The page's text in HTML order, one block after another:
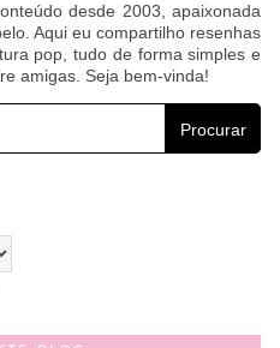
desde 2003, apaixonada
Aqui eu compartilho resenhas
pop, tudo de forma simples e
amigas. Seja bem-vinda!
Procurar